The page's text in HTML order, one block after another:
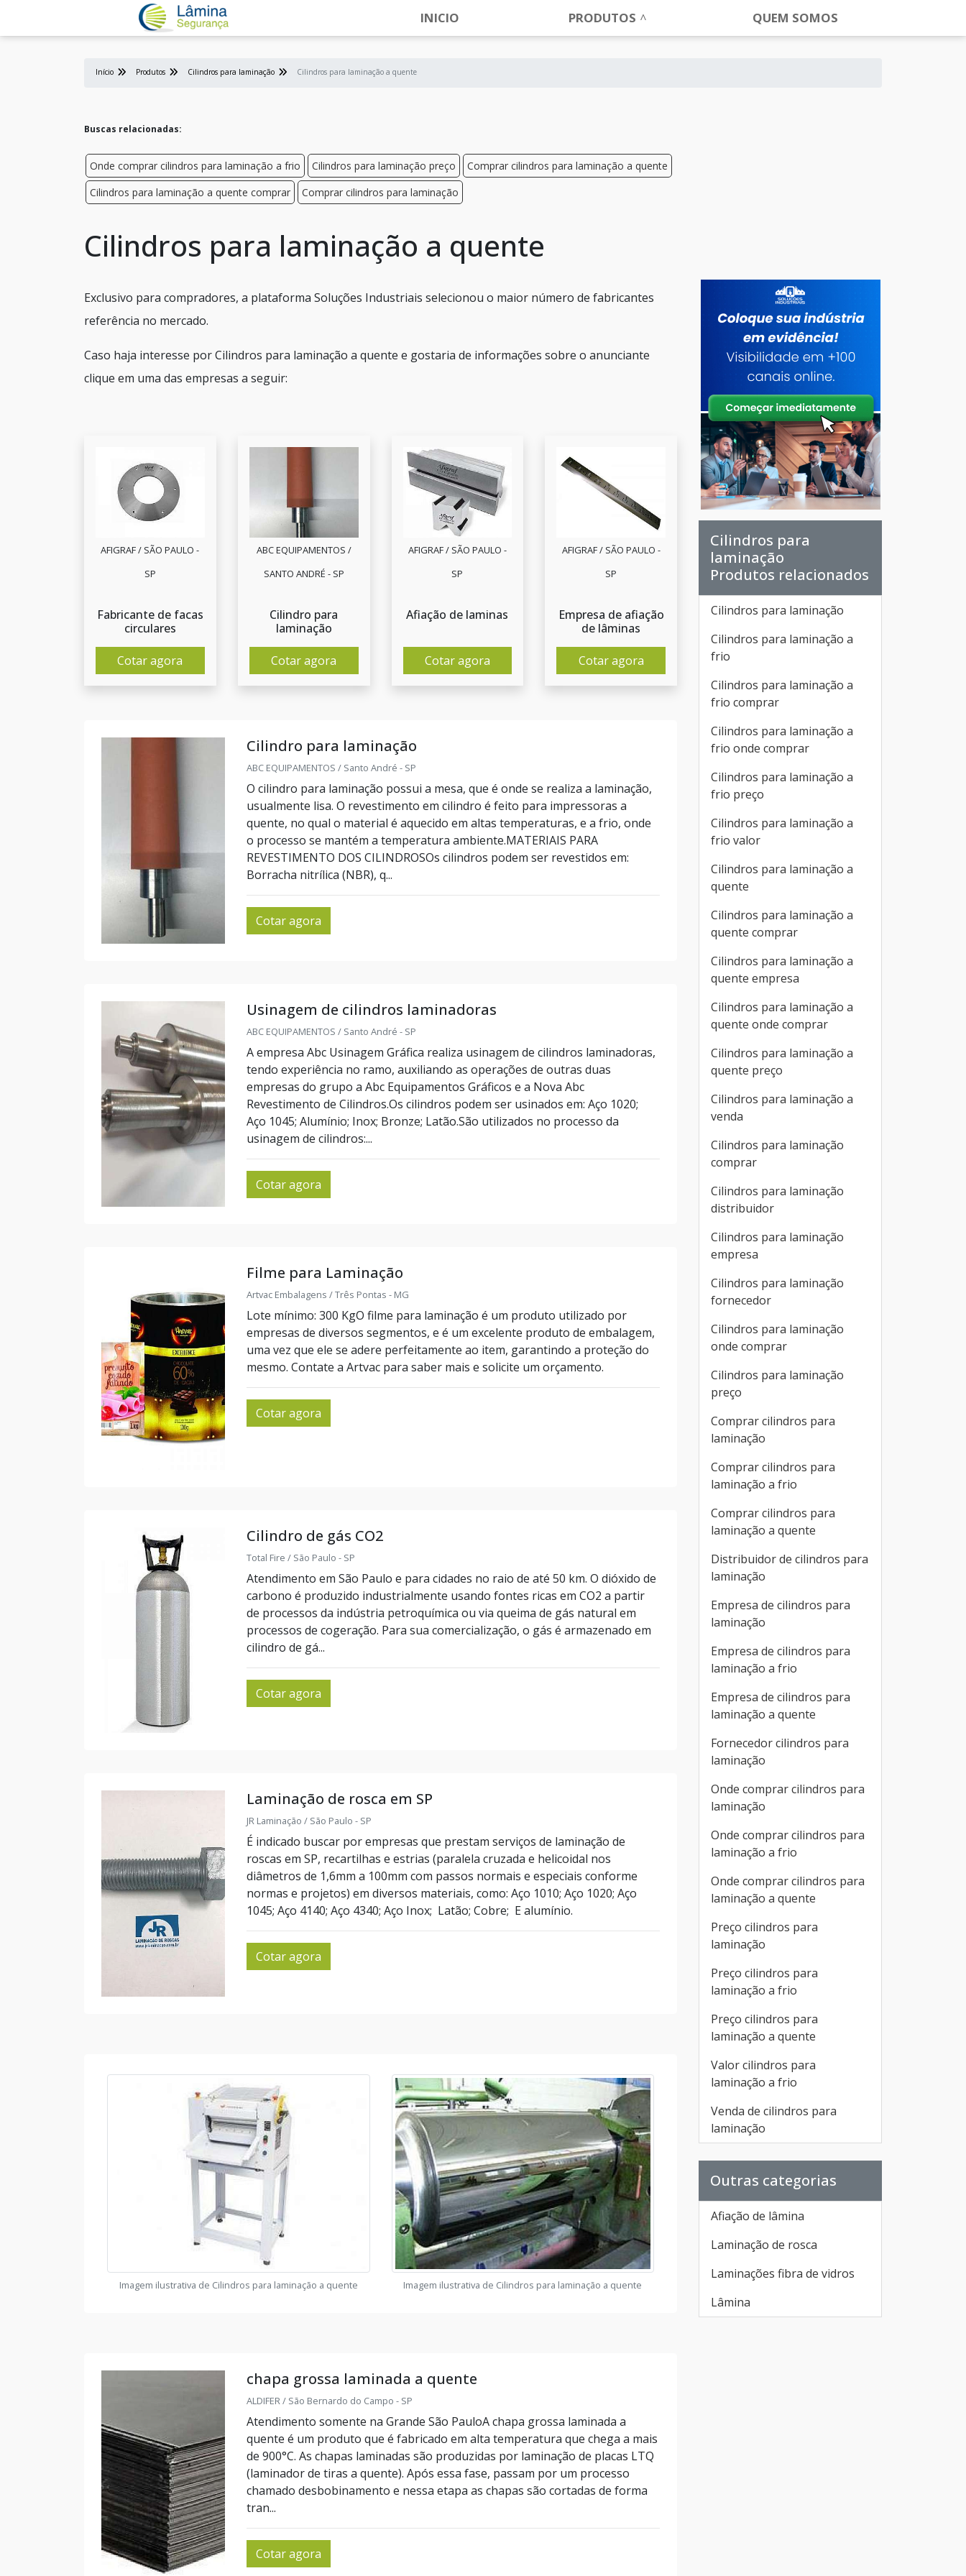
INICIO PRODUTOS QUEM SOMOS
Início Produtos Cilindros para laminação Cilindros para laminação a quente
Buscas relacionadas:
Onde comprar cilindros para laminação a frio Cilindros para laminação preço
Comprar cilindros para laminação a quente
Cilindros para laminação a quente comprar
Comprar cilindros para laminação
Cilindros para laminação a quente
Exclusivo para compradores, a plataforma Soluções Industriais selecionou o maior número de fabricantes
referência no mercado.
Caso haja interesse por Cilindros para laminação a quente e gostaria de informações sobre o anunciante
clique em uma das empresas a seguir:
AFIGRAF / SÃO PAULO -
SP
Fabricante de facas
circulares
Cotar agora
ABC EQUIPAMENTOS /
SANTO ANDRÉ - SP
Cilindro para
laminação
Cotar agora
AFIGRAF / SÃO PAULO -
SP
Afiação de laminas
Cotar agora
AFIGRAF / SÃO PAULO -
SP
Empresa de afiação
de lâminas
Cotar agora
Cilindro para laminação
ABC EQUIPAMENTOS / Santo André - SP
O cilindro para laminação possui a mesa, que é onde se realiza a laminação,
usualmente lisa. O revestimento em cilindro é feito para impressoras a
quente, no qual o material é aquecido em altas temperaturas, e a frio, onde
o processo se mantém a temperatura ambiente.MATERIAIS PARA
REVESTIMENTO DOS CILINDROSOs cilindros podem ser revestidos em:
Borracha nitrílica (NBR), q...
Cotar agora
Usinagem de cilindros laminadoras
ABC EQUIPAMENTOS / Santo André - SP
A empresa Abc Usinagem Gráfica realiza usinagem de cilindros laminadoras,
tendo experiência no ramo, auxiliando as operações de outras duas
empresas do grupo a Abc Equipamentos Gráficos e a Nova Abc
Revestimento de Cilindros.Os cilindros podem ser usinados em: Aço 1020;
Aço 1045; Alumínio; Inox; Bronze; Latão.São utilizados no processo da
usinagem de cilindros:...
Cotar agora
Filme para Laminação
Artvac Embalagens / Três Pontas - MG
Lote mínimo: 300 KgO filme para laminação é um produto utilizado por
empresas de diversos segmentos, e é um excelente produto de embalagem,
uma vez que ele se adere perfeitamente ao item, garantindo a proteção do
mesmo. Contate a Artvac para saber mais e solicite um orçamento.
Cotar agora
Cilindro de gás CO2
Total Fire / São Paulo - SP
Atendimento em São Paulo e para cidades no raio de até 50 km. O dióxido de
carbono é produzido industrialmente usando fontes ricas em CO2 a partir
de processos da indústria petroquímica ou via queima de gás natural em
processos de cogeração. Para sua comercialização, o gás é armazenado em
cilindro de gá...
Cotar agora
Laminação de rosca em SP
JR Laminação / São Paulo - SP
É indicado buscar por empresas que prestam serviços de laminação de
roscas em SP, recartilhas e estrias (paralela cruzada e helicoidal nos
diâmetros de 1,6mm a 100mm com passos normais e especiais conforme
normas e projetos) em diversos materiais, como: Aço 1010; Aço 1020; Aço
1045; Aço 4140; Aço 4340; Aço Inox; Latão; Cobre; E alumínio.
Cotar agora
Imagem ilustrativa de Cilindros para laminação a quente Imagem ilustrativa de Cilindros para laminação a quente
chapa grossa laminada a quente
ALDIFER / São Bernardo do Campo - SP
Atendimento somente na Grande São PauloA chapa grossa laminada a
quente é um produto que é fabricado em alta temperatura que chega a mais
de 900°C. As chapas laminadas são produzidas por laminação de placas LTQ
(laminador de tiras a quente). Após essa fase, passam por um processo
chamado desbobinamento e nessa etapa as chapas são cortadas de forma
tran...
Cotar agora
Cilindros para
laminação
Produtos relacionados
Cilindros para laminação
Cilindros para laminação a
frio
Cilindros para laminação a
frio comprar
Cilindros para laminação a
frio onde comprar
Cilindros para laminação a
frio preço
Cilindros para laminação a
frio valor
Cilindros para laminação a
quente
Cilindros para laminação a
quente comprar
Cilindros para laminação a
quente empresa
Cilindros para laminação a
quente onde comprar
Cilindros para laminação a
quente preço
Cilindros para laminação a
venda
Cilindros para laminação
comprar
Cilindros para laminação
distribuidor
Cilindros para laminação
empresa
Cilindros para laminação
fornecedor
Cilindros para laminação
onde comprar
Cilindros para laminação
preço
Comprar cilindros para
laminação
Comprar cilindros para
laminação a frio
Comprar cilindros para
laminação a quente
Distribuidor de cilindros para
laminação
Empresa de cilindros para
laminação
Empresa de cilindros para
laminação a frio
Empresa de cilindros para
laminação a quente
Fornecedor cilindros para
laminação
Onde comprar cilindros para
laminação
Onde comprar cilindros para
laminação a frio
Onde comprar cilindros para
laminação a quente
Preço cilindros para
laminação
Preço cilindros para
laminação a frio
Preço cilindros para
laminação a quente
Valor cilindros para
laminação a frio
Venda de cilindros para
laminação
Outras categorias
Afiação de lâmina
Laminação de rosca
Laminações fibra de vidros
Lâmina